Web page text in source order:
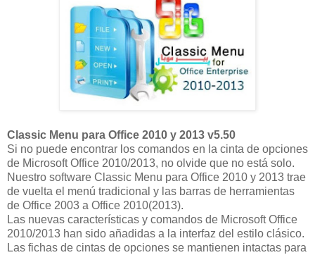
Classic Menu para Office 2010 y 2013 v5.50
Si no puede encontrar los comandos en la cinta de opciones
de Microsoft Office 2010/2013, no olvide que no está solo.
Nuestro software Classic Menu para Office 2010 y 2013 trae
de vuelta el menú tradicional y las barras de herramientas
de Office 2003 a Office 2010(2013).
Las nuevas características y comandos de Microsoft Office
2010/2013 han sido añadidas a la interfaz del estilo clásico.
Las fichas de cintas de opciones se mantienen intactas para